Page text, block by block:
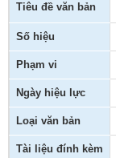
Tiêu đề văn bản
Số hiệu
Phạm vi
Ngày hiệu lực
Loại văn bản
Tài liệu đính kèm